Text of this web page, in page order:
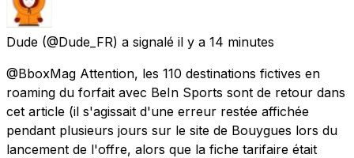
Dude (@Dude_FR) a signalé il y a 14 minutes
@BboxMag Attention, les 110 destinations fictives en
roaming du forfait avec BeIn Sports sont de retour dans
cet article (il s'agissait d'une erreur restée affichée
pendant plusieurs jours sur le site de Bouygues lors du
lancement de l'offre, alors que la fiche tarifaire était